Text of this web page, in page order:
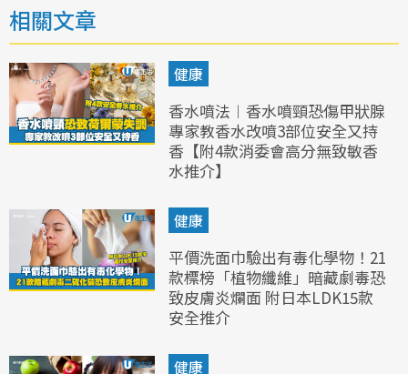
相關文章
健康
香水噴法︱香水噴頸恐傷甲狀腺
專家教香水改噴3部位安全又持
香【附4款消委會高分無致敏香
水推介】
健康
平價洗面巾驗出有毒化學物！21
款標榜「植物纖維」暗藏劇毒恐
致皮膚炎爛面 附日本LDK15款
安全推介
健康